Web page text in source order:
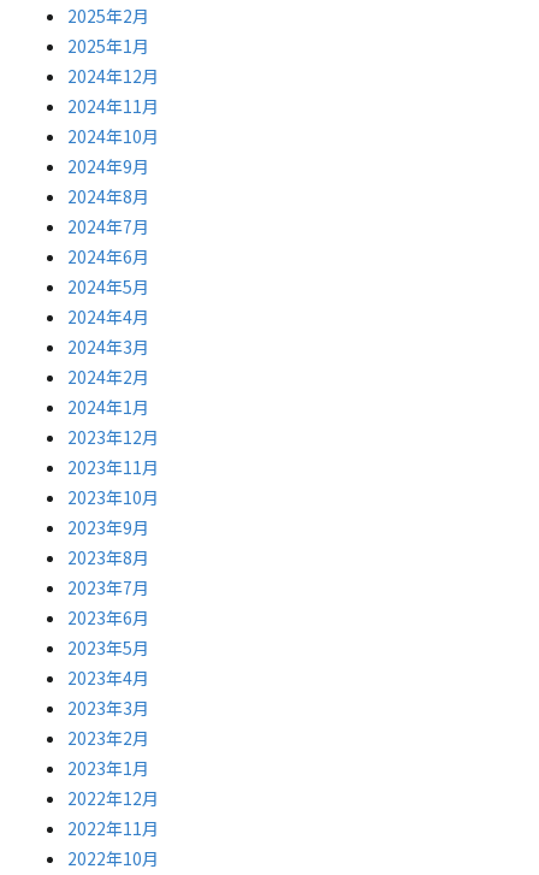
2025年2月
2025年1月
2024年12月
2024年11月
2024年10月
2024年9月
2024年8月
2024年7月
2024年6月
2024年5月
2024年4月
2024年3月
2024年2月
2024年1月
2023年12月
2023年11月
2023年10月
2023年9月
2023年8月
2023年7月
2023年6月
2023年5月
2023年4月
2023年3月
2023年2月
2023年1月
2022年12月
2022年11月
2022年10月